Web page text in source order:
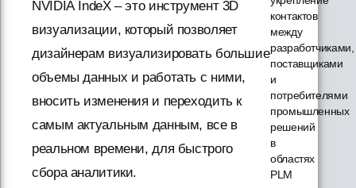
NVIDIA IndeX – это инструмент 3D
визуализации, который позволяет
дизайнерам визуализировать большие
объемы данных и работать с ними,
вносить изменения и переходить к
самым актуальным данным, все в
реальном времени, для быстрого
сбора аналитики.
контактов
между
разработчиками,
поставщиками
и
потребителями
промышленных
решений
в
областях
PLM